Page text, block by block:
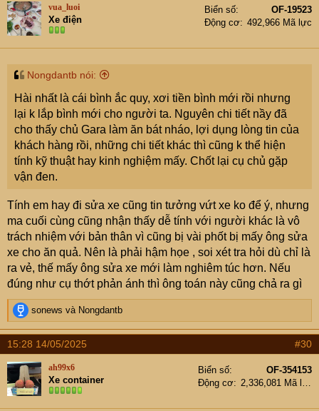
i
o
n
s
vua_luoi
Xe điện
Biển số
OF-19523
Động cơ
492,966 Mã lực
Nongdantb nói:
Hài nhất là cái bình ắc quy, xơi tiền bình mới rồi nhưng
lại k lắp bình mới cho người ta. Nguyên chi tiết nầy đã
cho thấy chủ Gara làm ăn bát nháo, lợi dụng lòng tin của
khách hàng rồi, những chi tiết khác thì cũng k thể hiện
tính kỹ thuật hay kinh nghiệm mấy. Chốt lại cụ chủ gặp
vận đen.
Tính em hay đi sửa xe cũng tin tưởng vứt xe ko để ý, nhưng
ma cuối cùng cũng nhận thấy dễ tính với người khác là vô
trách nhiệm với bản thân vì cũng bị vài phốt bị mấy ông sửa
xe cho ăn quả. Nên là phải hậm họe , soi xét tra hỏi dù chỉ là
ra vẻ, thế mấy ông sửa xe mới làm nghiêm túc hơn. Nếu
đúng như cụ thớt phản ánh thì ông toán này cũng chả ra gì
R
e
a
c
t
i
o
n
sonews và Nongdantb
15:28 14/05/2025 #30
ah99x6
Xe container
Biển số
OF-354153
Động cơ
2,336,081 Mã lực